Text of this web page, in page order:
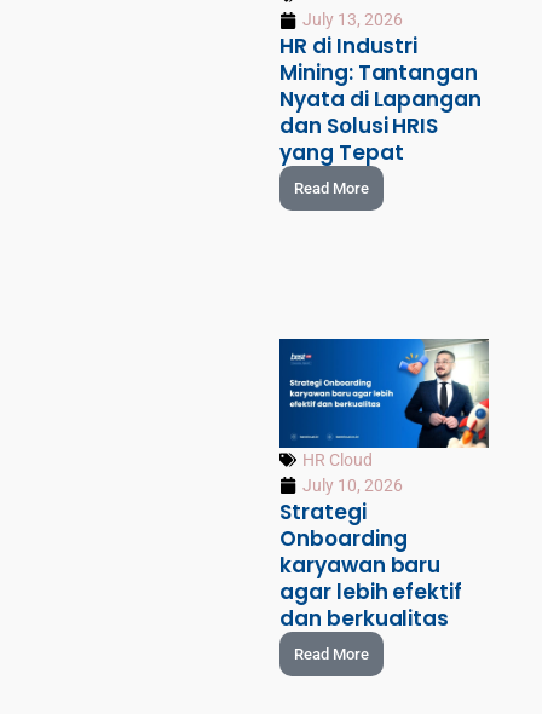
July 13, 2026
HR di Industri
Mining: Tantangan
Nyata di Lapangan
dan Solusi HRIS
yang Tepat
Read More
HR Cloud
July 10, 2026
Strategi
Onboarding
karyawan baru
agar lebih efektif
dan berkualitas
Read More